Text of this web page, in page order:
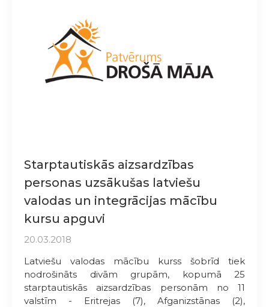
Starptautiskās aizsardzības
personas uzsākušas latviešu
valodas un integrācijas mācību
kursu apguvi
20.03.2018
Latviešu valodas mācību kurss šobrīd tiek
nodrošināts divām grupām, kopumā 25
starptautiskās aizsardzības personām no 11
valstīm - Eritrejas (7), Afganizstānas (2),